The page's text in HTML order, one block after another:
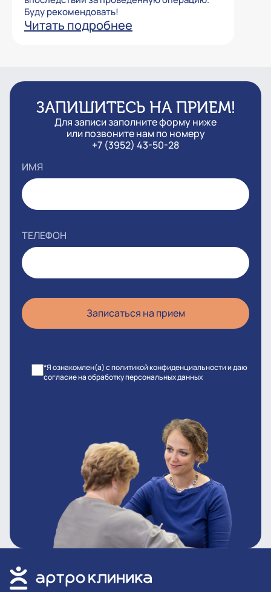
Буду рекомендовать!
Читать подробнее
ЗАПИШИТЕСЬ НА ПРИЕМ!
Для записи заполните форму ниже
или позвоните нам по номеру
+7 (3952) 43-50-28
ИМЯ
ТЕЛЕФОН
*Я ознакомлен(а) с политикой конфиденциальности и даю
согласие на обработку персональных данных